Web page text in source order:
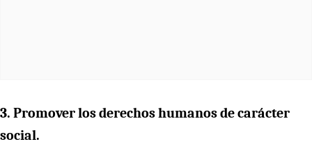
3. Promover los derechos humanos de carácter
social.